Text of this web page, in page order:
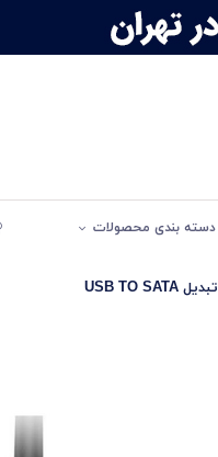
دسته بندی محصولات
تبدیل USB TO SATA